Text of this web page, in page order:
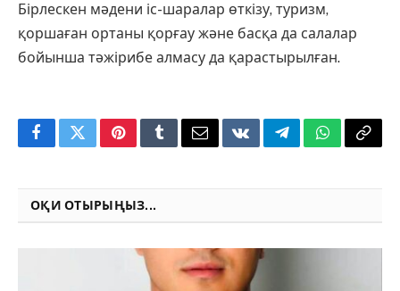
Бірлескен мәдени іс-шаралар өткізу, туризм,
қоршаған ортаны қорғау және басқа да салалар
бойынша тәжірибе алмасу да қарастырылған.
FacebookTwitterPinterestTumblrEmailVKontakteTelegramWhatsApp
Copy
ОҚИ ОТЫРЫҢЫЗ...